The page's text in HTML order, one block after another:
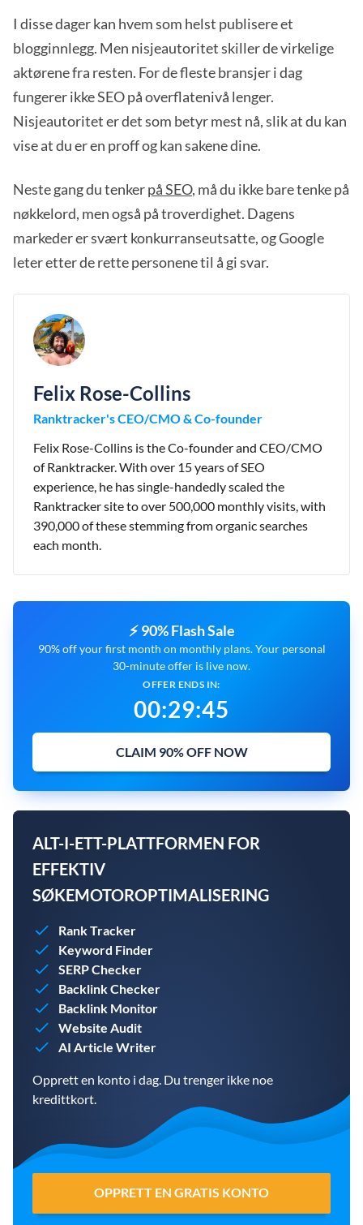
I disse dager kan hvem som helst publisere et
blogginnlegg. Men nisjeautoritet skiller de virkelige
aktørene fra resten. For de fleste bransjer i dag
fungerer ikke SEO på overflatenivå lenger.
Nisjeautoritet er det som betyr mest nå, slik at du kan
vise at du er en proff og kan sakene dine.
Neste gang du tenkerpå SEO, må du ikke bare tenke på
nøkkelord, men også på troverdighet. Dagens
markeder er svært konkurranseutsatte, og Google
leter etter de rette personene til å gi svar.
Felix Rose-Collins
Ranktracker's CEO/CMO & Co-founder
Felix Rose-Collins is the Co-founder and CEO/CMO
of Ranktracker. With over 15 years of SEO
experience, he has single-handedly scaled the
Ranktracker site to over 500,000 monthly visits, with
390,000 of these stemming from organic searches
each month.
⚡ 90% Flash Sale
90% off your first month on monthly plans. Your personal
30-minute offer is live now.
OFFER ENDS IN:
00:29:44
CLAIM 90% OFF NOW
ALT-I-ETT-PLATTFORMEN FOR
EFFEKTIV
SØKEMOTOROPTIMALISERING
Rank Tracker
Keyword Finder
SERP Checker
Backlink Checker
Backlink Monitor
Website Audit
AI Article Writer
Opprett en konto i dag. Du trenger ikke noe
kredittkort.
OPPRETT EN GRATIS KONTO